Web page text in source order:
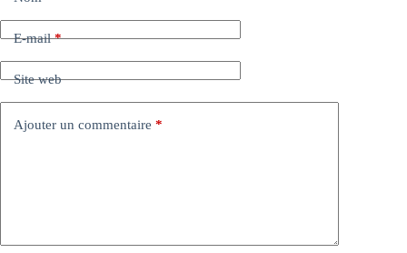
E-mail*
Site web
Ajouter un commentaire *